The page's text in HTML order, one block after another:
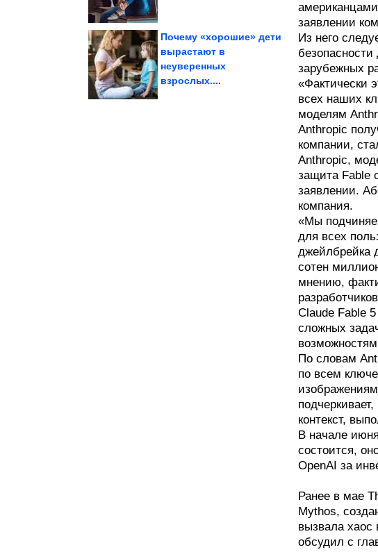
использовать садовый
Почему «хорошие» дети
вырастают в
неуверенных
взрослых....
заявлении
Из него
зарубежных
«Фактически
всех наших
моделям
Anthropic
компании,
Anthropic,
защита Fable
заявлении.
компания.
«Мы
для всех
джейлбрейка
сотен
мнению,
Claude Fable
сложных
По словам
по всем
контекст,
В начале
состоится,
OpenAI за
Ранее в мае
Mythos,
вызвала
обсудил с